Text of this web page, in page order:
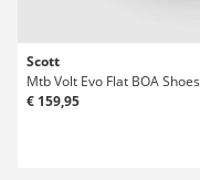
Scott
Mtb Volt Evo Flat BOA Shoes
€ 159,95